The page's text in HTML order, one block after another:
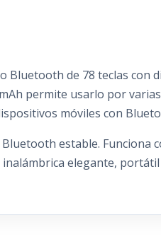
Bluetooth de 78 teclas con
permite usarlo por
móviles con
estable. Funciona
elegante,